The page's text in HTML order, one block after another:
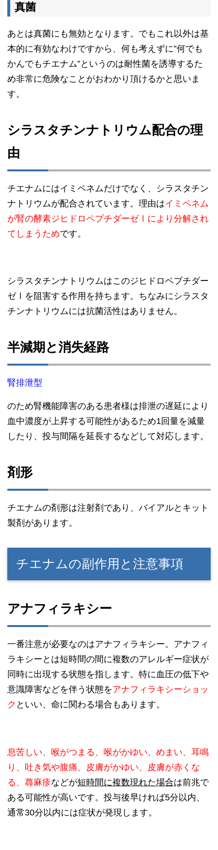
真菌
あとは真菌にも無効となります。でもこれ以外は基
本的に有効なわけですから、何も考えずに”何でも
かんでもチエナム”というのは耐性菌を誘導するた
め非常に危険なことがおわかり頂けるかと思いま
す。
シラスタチンナトリウム配合の理
由
チエナムにはイミペネムだけでなく、シラスタチン
ナトリウムが配合されています。理由はイミペネム
が腎の酵素ジヒドロペプチダーゼⅠにより分解され
てしまうためです。
シラスタチンナトリウムはこのジヒドロペプチダー
ゼⅠを阻害する作用を持ちます。ちなみにシラスタ
チンナトリウムには抗菌活性はありません。
半減期と消失経路
腎排泄型
のため腎機能障害のある患者様は排泄の遅延により
血中濃度が上昇する可能性があるため1回量を減量
したり、投与間隔を延長するなどして対応します。
剤形
チエナムの剤形は注射剤であり、バイアルとキット
製剤があります。
チエナムの副作用と注意事項
アナフィラキシー
一番注意が必要なのはアナフィラキシー。アナフィ
ラキシーとは短時間の間に複数のアレルギー症状が
同時に出現する状態を指します。特に血圧の低下や
意識障害などを伴う状態をアナフィラキシーショッ
ク といい、命に関わる場合もあります。
息苦しい、喉がつまる、喉がかゆい、めまい、耳鳴
り、吐き気や腹痛、皮膚がかゆい、皮膚が赤くな
る、蕁麻疹などが短時間に複数現れた場合は前兆で
ある可能性が高いです。投与後早ければ5分以内、
通常30分以内には症状が発現します。